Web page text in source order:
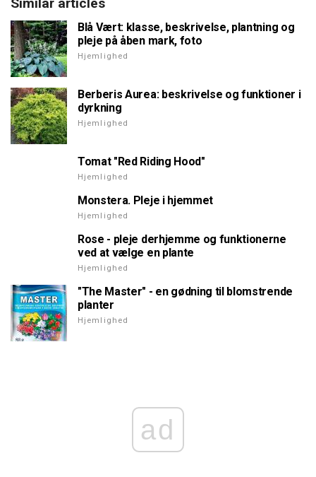
Similar articles
Blå Vært: klasse, beskrivelse, plantning og
pleje på åben mark, foto
Hjemlighed
Berberis Aurea: beskrivelse og funktioner i
dyrkning
Hjemlighed
Tomat "Red Riding Hood"
Hjemlighed
Monstera. Pleje i hjemmet
Hjemlighed
Rose - pleje derhjemme og funktionerne
ved at vælge en plante
Hjemlighed
"The Master" - en gødning til blomstrende
planter
Hjemlighed
ad